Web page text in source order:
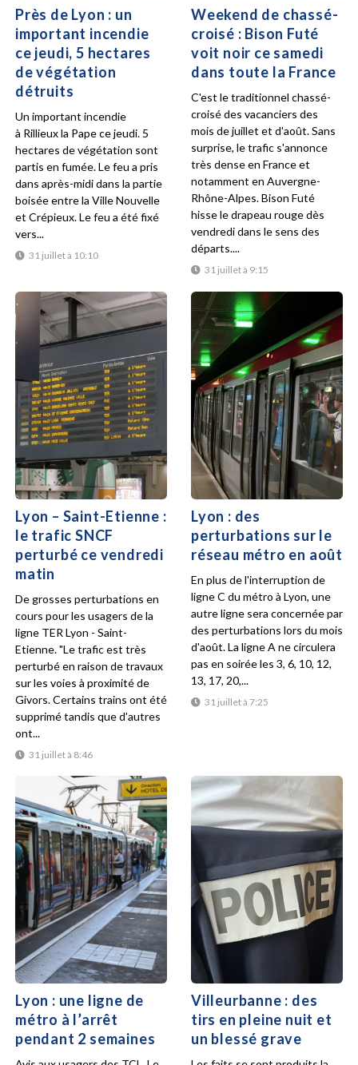
Près de Lyon : un
important incendie
ce jeudi, 5 hectares
de végétation
détruits
31 juillet à 10:10
Un important incendie
à Rillieux la Pape ce jeudi. 5
hectares de végétation sont
partis en fumée. Le feu a pris
dans après-midi dans la partie
boisée entre la Ville Nouvelle
et Crépieux. Le feu a été fixé
vers...
Weekend de chassé-
croisé : Bison Futé
voit noir ce samedi
dans toute la France
31 juillet à 9:15
C'est le traditionnel chassé-
croisé des vacanciers des
mois de juillet et d'août. Sans
surprise, le trafic s'annonce
très dense en France et
notamment en Auvergne-
Rhône-Alpes. Bison Futé
hisse le drapeau rouge dès
vendredi dans le sens des
départs....
Lyon – Saint-Etienne :
le trafic SNCF
perturbé ce vendredi
matin
31 juillet à 8:46
De grosses perturbations en
cours pour les usagers de la
ligne TER Lyon - Saint-
Etienne. "Le trafic est très
perturbé en raison de travaux
sur les voies à proximité de
Givors. Certains trains ont été
supprimé tandis que d'autres
ont...
Lyon : des
perturbations sur le
réseau métro en août
31 juillet à 7:25
En plus de l'interruption de
ligne C du métro à Lyon, une
autre ligne sera concernée par
des perturbations lors du mois
d'août. La ligne A ne circulera
pas en soirée les 3, 6, 10, 12,
13, 17, 20,...
Lyon : une ligne de
métro à l’arrêt
pendant 2 semaines
Villeurbanne : des
tirs en pleine nuit et
un blessé grave